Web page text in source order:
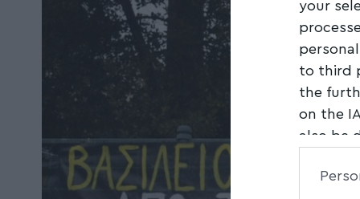
your
to third
the
on the
also be
parties.